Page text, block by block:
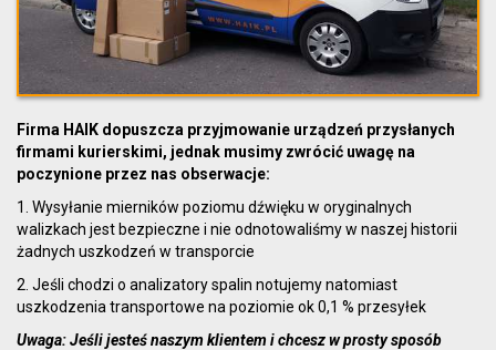
Firma HAIK dopuszcza przyjmowanie urządzeń przysłanych
firmami kurierskimi, jednak musimy zwrócić uwagę na
poczynione przez nas obserwacje:
1. Wysyłanie mierników poziomu dźwięku w oryginalnych
walizkach jest bezpieczne i nie odnotowaliśmy w naszej historii
żadnych uszkodzeń w transporcie
2. Jeśli chodzi o analizatory spalin notujemy natomiast
uszkodzenia transportowe na poziomie ok 0,1 % przesyłek
Uwaga:Jeśli jesteś naszym klientem i chcesz w prosty sposób